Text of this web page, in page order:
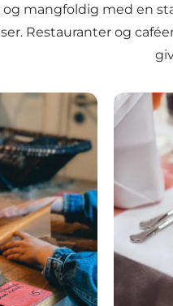
mangfoldig med en
Restauranter og